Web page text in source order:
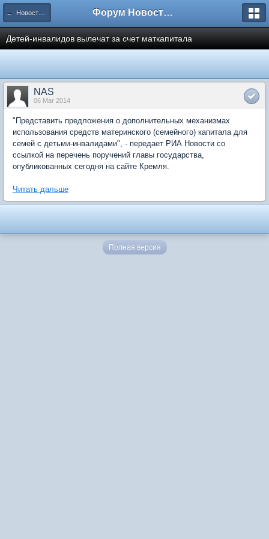
← Новости рынка недвижимости Форум Новостройки
Детей-инвалидов вылечат за счет маткапитала
NAS
06 Mar 2014
"Представить предложения о дополнительных механизмах
использования средств материнского (семейного) капитала для
семей с детьми-инвалидами", - передает РИА Новости со
ссылкой на перечень поручений главы государства,
опубликованных сегодня на сайте Кремля.
Читать дальше
Полная версия